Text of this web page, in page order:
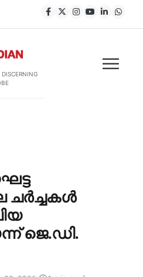
DISCERNING
ചർച്ചകൾ
ജെ.ഡി.